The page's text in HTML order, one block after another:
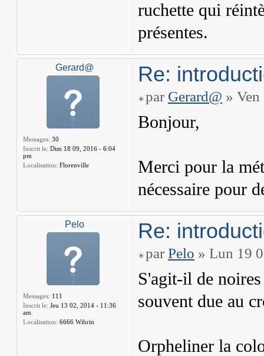
ruchette qui
présentes.
Gerard@
Messages: 30
Inscrit le: Dim 18 09, 2016 - 6:04
pm
Localisation: Florenville
Re:
par Gerard@ »
Bonjour,
Merci pour la
nécessaire pour
Pelo
Messages: 111
Inscrit le: Jeu 13 02, 2014 - 11:36
am
Localisation: 6666 Wibrin
Re:
par Pelo » Lun 19
S'agit-il de
souvent due au
Orpheliner la